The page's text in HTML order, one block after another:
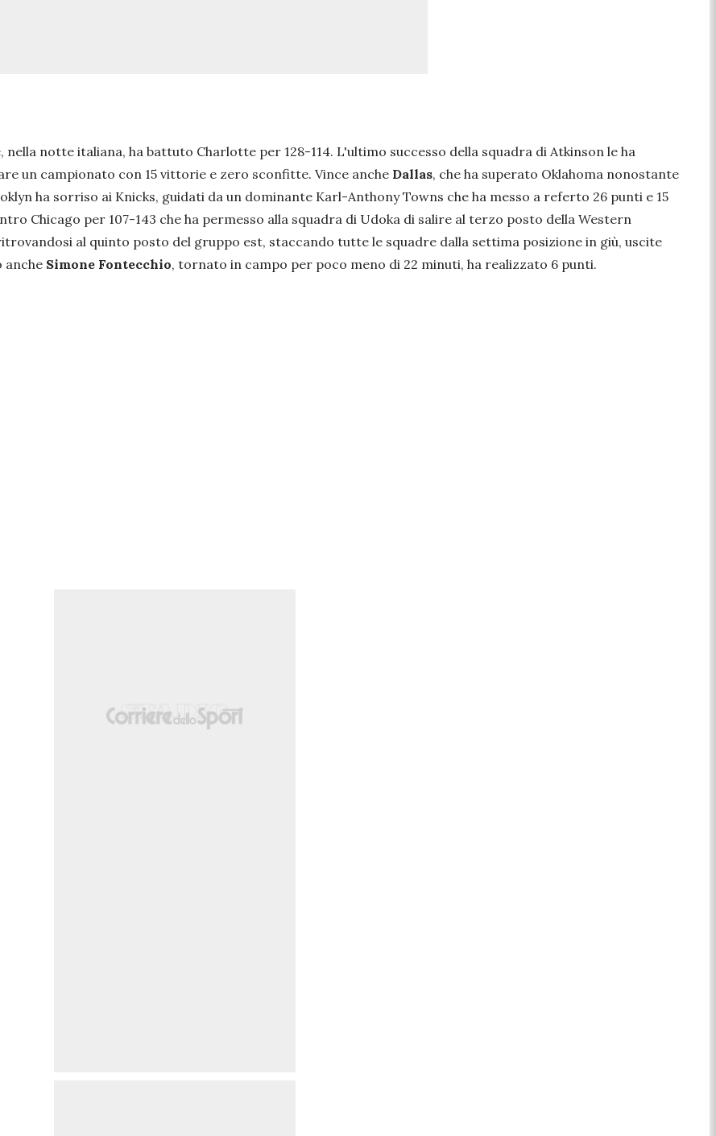
nella notte italiana, ha battuto Charlotte per 128-114. L'ultimo successo della squadra di Atkinson le ha
un campionato con 15 vittorie e zero sconfitte. Vince anche Dallas, che ha superato Oklahoma nonostante
ha sorriso ai Knicks, guidati da un dominante Karl-Anthony Towns che ha messo a referto 26 punti e 15
Chicago per 107-143 che ha permesso alla squadra di Udoka di salire al terzo posto della Western
al quinto posto del gruppo est, staccando tutte le squadre dalla settima posizione in giù, uscite
anche Simone Fontecchio, tornato in campo per poco meno di 22 minuti, ha realizzato 6 punti.